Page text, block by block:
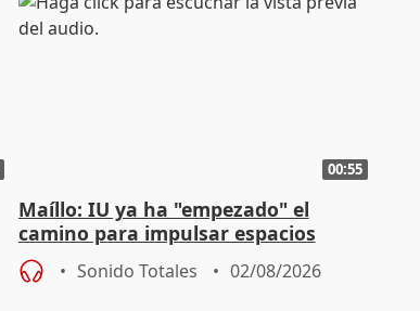
00:55
Maíllo: IU ya ha "empezado" el
camino para impulsar espacios
unitarios para las municipales
Sonido Totales 02/08/2026